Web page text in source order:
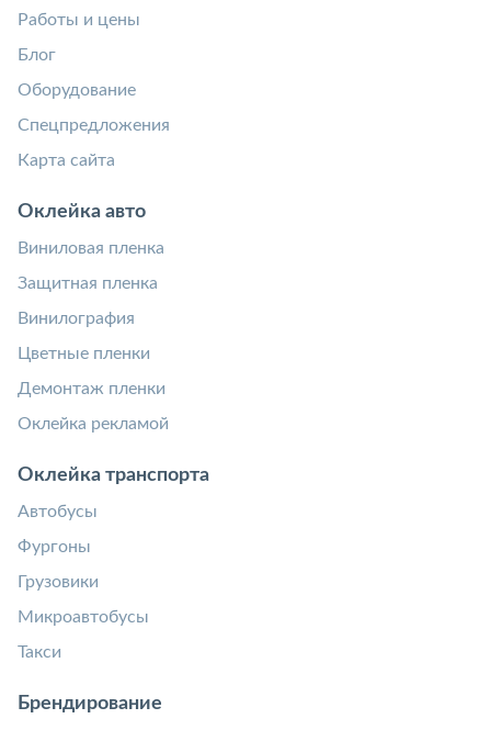
Работы и цены
Блог
Оборудование
Спецпредложения
Карта сайта
Оклейка авто
Виниловая пленка
Защитная пленка
Винилография
Цветные пленки
Демонтаж пленки
Оклейка рекламой
Оклейка транспорта
Автобусы
Фургоны
Грузовики
Микроавтобусы
Такси
Брендирование